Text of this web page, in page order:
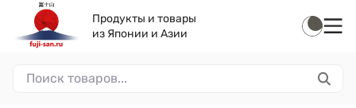
Продукты и товары
из Японии и Азии